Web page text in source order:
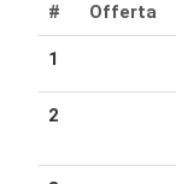
# Offerta
1
2